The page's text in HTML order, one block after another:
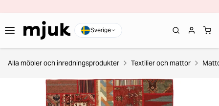
Sverige
Alla möbler och inredningsprodukter Textilier och mattor